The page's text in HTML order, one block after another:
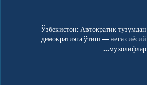
Ўзбекистон: Автократик тузумдан
демократияга ўтиш — нега сиёсий
мухолифлар...